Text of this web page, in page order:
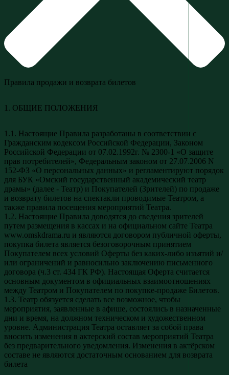
Правила продажи и возврата билетов
1. ОБЩИЕ ПОЛОЖЕНИЯ
1.1. Настоящие Правила разработаны в соответствии с
Гражданским кодексом Российской Федерации, Законом
Российской Федерации от 07.02.1992г. № 2300-1 «О защите
прав потребителей», Федеральным законом от 27.07.2006 N
152-ФЗ «О персональных данных» и регламентируют порядок
для БУК «Омский государственный академический театр
драмы» (далее - Театр) и Покупателей (Зрителей) по продаже
и возврату билетов на спектакли проводимые Театром, а
также правила посещения мероприятий Театра.
1.2. Настоящие Правила доводятся до сведения зрителей
путем размещения в кассах и на официальном сайте Театра
www.omskdrama.ru и являются договором публичной оферты,
покупка билета является безоговорочным принятием
Покупателем всех условий Оферты без каких-либо изъятий и/
или ограничений и равносильно заключению письменного
договора (ч.3 ст. 434 ГК РФ). Настоящая Оферта считается
основным документом в официальных взаимоотношениях
между Театром и Покупателем по покупке-продаже Билетов.
1.3. Театр обязуется сделать все возможное, чтобы
мероприятия, заявленные в афише, состоялись в назначенные
дни и время, на должном техническом и художественном
уровне. Администрация Театра оставляет за собой права
вносить изменения в актерский состав мероприятий Театра
без предварительного уведомления. Изменения в актёрском
составе не являются достаточным основанием для возврата
билета